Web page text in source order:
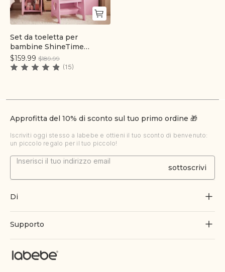
Aggiunta rapida
Set da toeletta per
bambine ShineTime
Princess con specchio a
LED e sedia.
$159.99 $189.99
(15)
Approfitta del 10% di sconto sul tuo primo ordine 🎁
Iscriviti oggi stesso a labebe e ottieni il tuo sconto di benvenuto:
un piccolo regalo per il tuo piccolo!
sottoscrivi
Di
Crescere attraverso il gioco
Blog
Supporto